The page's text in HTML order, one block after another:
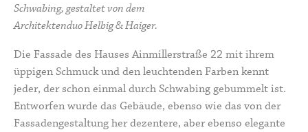
Schwabing, gestaltet von dem
Architektenduo Helbig & Haiger.
Die Fassade des Hauses Ainmillerstraße 22 mit ihrem
üppigen Schmuck und den leuchtenden Farben kennt
jeder, der schon einmal durch Schwabing gebummelt ist.
Entworfen wurde das Gebäude, ebenso wie das von der
Fassadengestaltung her dezentere, aber ebenso elegante